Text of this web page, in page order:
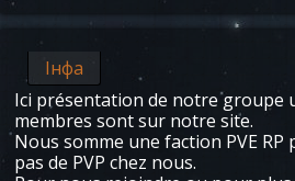
Інфа
Ici présentation de notre groupe
membres sont sur notre site.
Nous somme une faction PVE
pas de PVP chez nous.